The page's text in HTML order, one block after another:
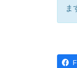
ま